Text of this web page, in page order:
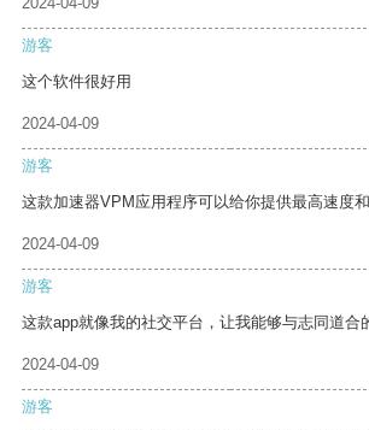
游客
这个软件很好用
2024-04-09
游客
这款加速器VPM应用程序可以给你提供最高速度和
2024-04-09
游客
这款app就像我的社交平台，让我能够与志同道合
2024-04-09
游客